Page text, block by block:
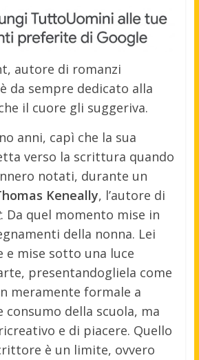
autore di romanzi
da sempre dedicato alla
il cuore gli suggeriva.
anni, capì che la sua
verso la scrittura quando
notati, durante un
Keneally, l’autore di
. Da quel momento mise in
della nonna. Lei
e mise sotto una luce
presentandogliela come
meramente formale a
consumo della scuola, ma
e di piacere. Quello
è un limite, ovvero